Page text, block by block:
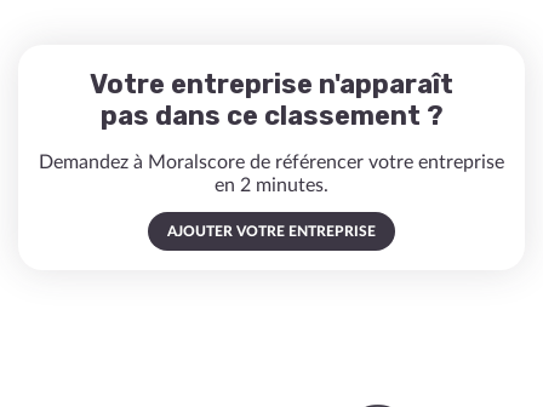
Votre entreprise n'apparaît
pas dans ce classement ?
Demandez à Moralscore de référencer votre entreprise
en 2 minutes.
AJOUTER VOTRE ENTREPRISE